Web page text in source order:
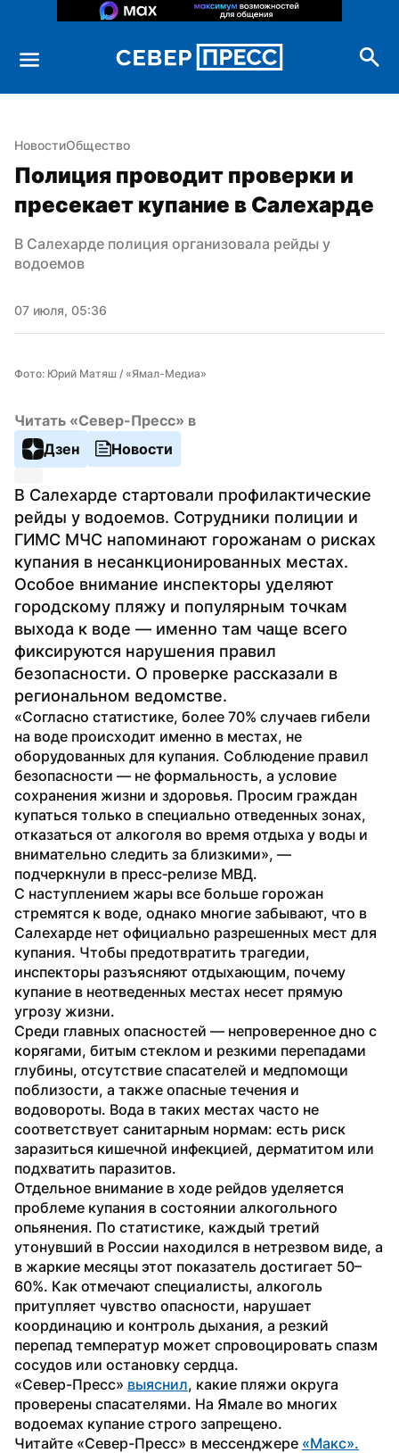
НовостиОбщество
Полиция проводит проверки и
пресекает купание в Салехарде
В Салехарде полиция организовала рейды у
водоемов
07 июля, 05:36
Фото: Юрий Матяш / «Ямал-Медиа»
Читать «Север-Пресс» в
Дзен
Новости
В Салехарде стартовали профилактические
рейды у водоемов. Сотрудники полиции и
ГИМС МЧС напоминают горожанам о рисках
купания в несанкционированных местах.
Особое внимание инспекторы уделяют
городскому пляжу и популярным точкам
выхода к воде — именно там чаще всего
фиксируются нарушения правил
безопасности. О проверке рассказали в
региональном ведомстве.
«Согласно статистике, более 70% случаев гибели
на воде происходит именно в местах, не
оборудованных для купания. Соблюдение правил
безопасности — не формальность, а условие
сохранения жизни и здоровья. Просим граждан
купаться только в специально отведенных зонах,
отказаться от алкоголя во время отдыха у воды и
внимательно следить за близкими», —
подчеркнули в пресс‑релизе МВД.
С наступлением жары все больше горожан
стремятся к воде, однако многие забывают, что в
Салехарде нет официально разрешенных мест для
купания. Чтобы предотвратить трагедии,
инспекторы разъясняют отдыхающим, почему
купание в неотведенных местах несет прямую
угрозу жизни.
Среди главных опасностей — непроверенное дно с
корягами, битым стеклом и резкими перепадами
глубины, отсутствие спасателей и медпомощи
поблизости, а также опасные течения и
водовороты. Вода в таких местах часто не
соответствует санитарным нормам: есть риск
заразиться кишечной инфекцией, дерматитом или
подхватить паразитов.
Отдельное внимание в ходе рейдов уделяется
проблеме купания в состоянии алкогольного
опьянения. По статистике, каждый третий
утонувший в России находился в нетрезвом виде, а
в жаркие месяцы этот показатель достигает 50–
60%. Как отмечают специалисты, алкоголь
притупляет чувство опасности, нарушает
координацию и контроль дыхания, а резкий
перепад температур может спровоцировать спазм
сосудов или остановку сердца.
«Север-Пресс» выяснил, какие пляжи округа
проверены спасателями. На Ямале во многих
водоемах купание строго запрещено.
Читайте «Север-Пресс» в мессенджере «Макс».